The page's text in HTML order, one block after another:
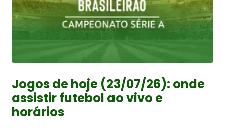
Jogos de hoje (23/07/26): onde
assistir futebol ao vivo e
horários